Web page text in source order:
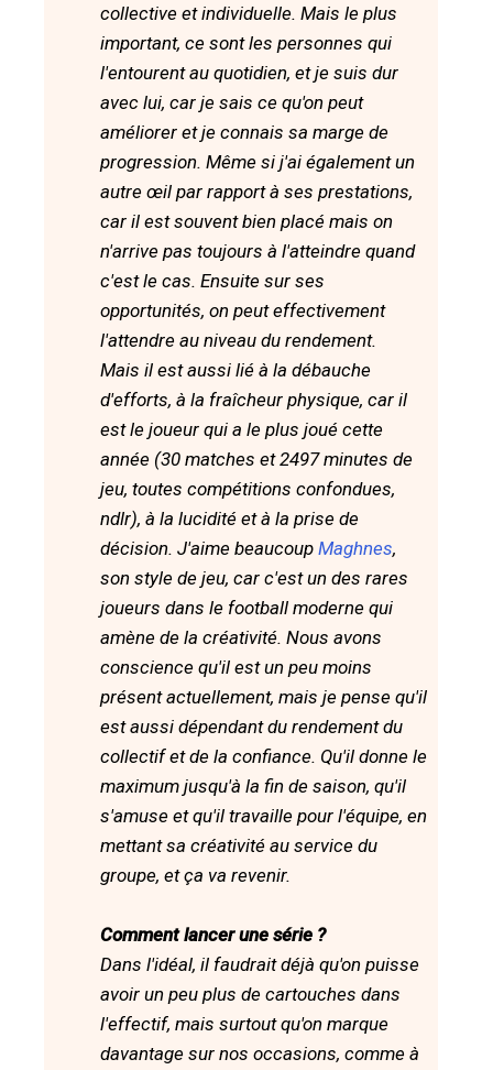
collective et individuelle. Mais le plus
important, ce sont les personnes qui
l'entourent au quotidien, et je suis dur
avec lui, car je sais ce qu'on peut
améliorer et je connais sa marge de
progression. Même si j'ai également un
autre œil par rapport à ses prestations,
car il est souvent bien placé mais on
n'arrive pas toujours à l'atteindre quand
c'est le cas. Ensuite sur ses
opportunités, on peut effectivement
l'attendre au niveau du rendement.
Mais il est aussi lié à la débauche
d'efforts, à la fraîcheur physique, car il
est le joueur qui a le plus joué cette
année (30 matches et 2497 minutes de
jeu, toutes compétitions confondues,
ndlr), à la lucidité et à la prise de
décision. J'aime beaucoup Maghnes,
son style de jeu, car c'est un des rares
joueurs dans le football moderne qui
amène de la créativité. Nous avons
conscience qu'il est un peu moins
présent actuellement, mais je pense qu'il
est aussi dépendant du rendement du
collectif et de la confiance. Qu'il donne le
maximum jusqu'à la fin de saison, qu'il
s'amuse et qu'il travaille pour l'équipe, en
mettant sa créativité au service du
groupe, et ça va revenir.
Comment lancer une série ?
Dans l'idéal, il faudrait déjà qu'on puisse
avoir un peu plus de cartouches dans
l'effectif, mais surtout qu'on marque
davantage sur nos occasions, comme à